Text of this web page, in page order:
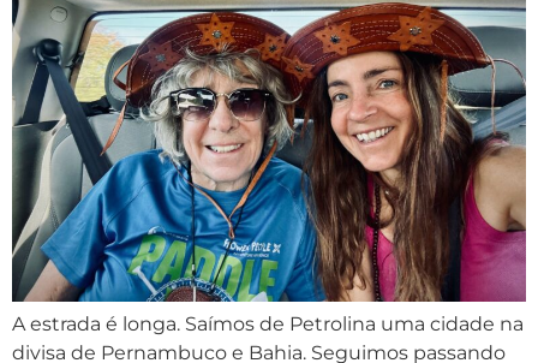
A estrada é longa. Saímos de Petrolina uma cidade na
divisa de Pernambuco e Bahia. Seguimos passando